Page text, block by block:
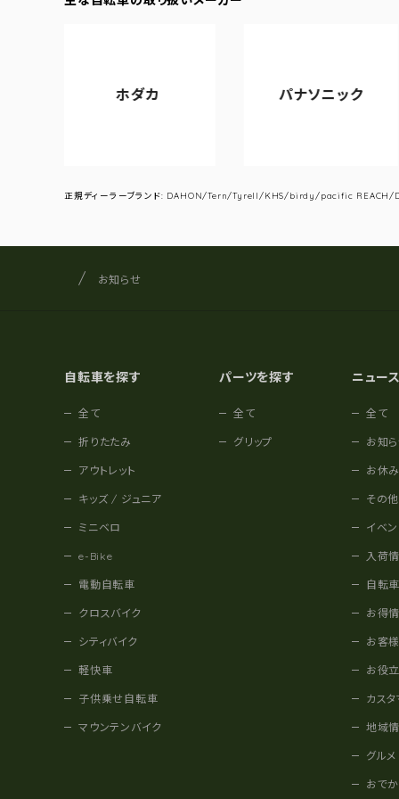
パナソニック
正規ディーラーブランド: DAHON/Tern/Tyrell/KHS/birdy/pacific
サイト内の現在地
サイクルショップナカゴヤ
お知らせ
自転車を探す
全て
折りたたみ
アウトレット
キッズ / ジュニア
ミニベロ
e-Bike
電動自転車
クロスバイク
シティバイク
軽快車
子供乗せ自転車
マウンテンバイク
パーツを探す
全て
グリップ
ニュー
全て
お知
お休
その
イベン
入荷
自転
お得
お客様
お役
カス
地域
グルメ
おで